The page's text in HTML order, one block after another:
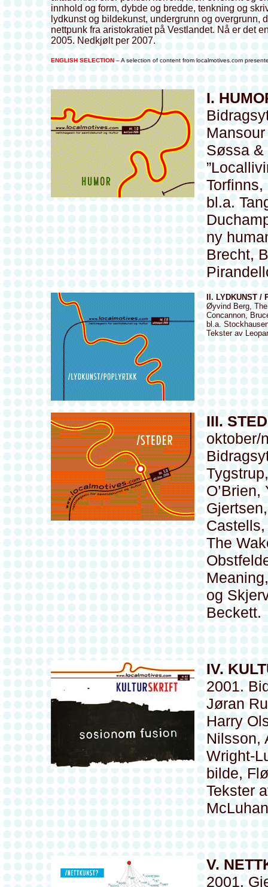
innhold og form, dybde og bredde, tenkning og
lydkunst og bildekunst, undergrunn og overgrunn,
nettpunk fra aristokratiet på Vestlandet. Nå er det
2005. Nedkjølt per 2007.
ENGLISH SELECTION – A selection of content from localmotives.com
I.
Søssa &
bl.a.
ny
Brecht,
II. LYDKUNST /
Øyvind Berg,
Concannon,
bl.a.
Tekster av
III.
oktober/
The
og
Beckett.
IV.
2001.
Jøran
Harry
Nilsson,
Wright-
bilde,
Tekster
V.
2001.